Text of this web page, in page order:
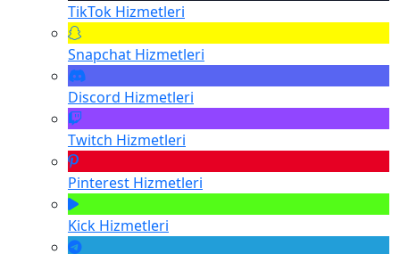
TikTok Hizmetleri
Snapchat Hizmetleri
Discord Hizmetleri
Twitch Hizmetleri
Pinterest Hizmetleri
Kick Hizmetleri